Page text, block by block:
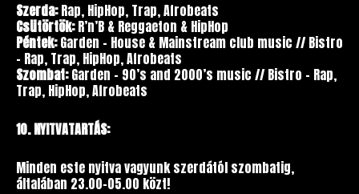
Szerda:Rap, HipHop, Trap, Afrobeats
Csütörtök:R’n’B & Reggaeton & HipHop
Péntek:Garden – House & Mainstream club music // Bistro
– Rap, Trap, HipHop, Afrobeats
Szombat:Garden – 90’s and 2000’s music // Bistro – Rap,
Trap, HipHop, Afrobeats
10. NYITVATARTÁS:
Minden este nyitva vagyunk szerdától szombatig,
általában 23.00-05.00 közt!